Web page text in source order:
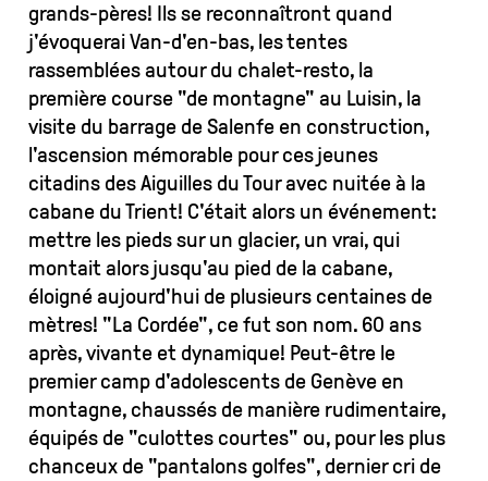
grands-pères! Ils se reconnaîtront quand
j'évoquerai Van-d'en-bas, les tentes
rassemblées autour du chalet-resto, la
première course "de montagne" au Luisin, la
visite du barrage de Salenfe en construction,
l'ascension mémorable pour ces jeunes
citadins des Aiguilles du Tour avec nuitée à la
cabane du Trient! C'était alors un événement:
mettre les pieds sur un glacier, un vrai, qui
montait alors jusqu'au pied de la cabane,
éloigné aujourd'hui de plusieurs centaines de
mètres! "La Cordée", ce fut son nom. 60 ans
après, vivante et dynamique! Peut-être le
premier camp d'adolescents de Genève en
montagne, chaussés de manière rudimentaire,
équipés de "culottes courtes" ou, pour les plus
chanceux de "pantalons golfes", dernier cri de